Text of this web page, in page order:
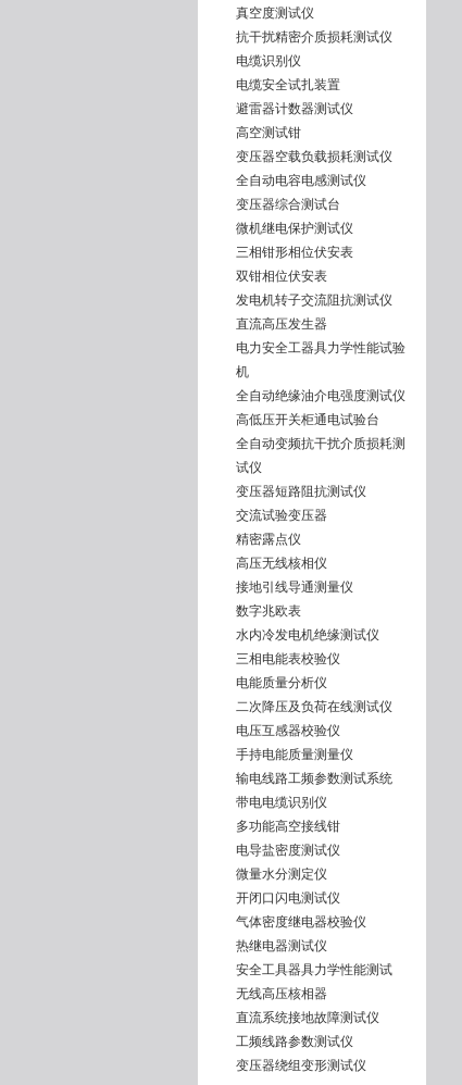
真空度测试仪
抗干扰精密介质损耗测试仪
电缆识别仪
电缆安全试扎装置
避雷器计数器测试仪
高空测试钳
变压器空载负载损耗测试仪
全自动电容电感测试仪
变压器综合测试台
微机继电保护测试仪
三相钳形相位伏安表
双钳相位伏安表
发电机转子交流阻抗测试仪
直流高压发生器
电力安全工器具力学性能试验
机
全自动绝缘油介电强度测试仪
高低压开关柜通电试验台
全自动变频抗干扰介质损耗测
试仪
变压器短路阻抗测试仪
交流试验变压器
精密露点仪
高压无线核相仪
接地引线导通测量仪
数字兆欧表
水内冷发电机绝缘测试仪
三相电能表校验仪
电能质量分析仪
二次降压及负荷在线测试仪
电压互感器校验仪
手持电能质量测量仪
输电线路工频参数测试系统
带电电缆识别仪
多功能高空接线钳
电导盐密度测试仪
微量水分测定仪
开闭口闪电测试仪
气体密度继电器校验仪
热继电器测试仪
安全工具器具力学性能测试
无线高压核相器
直流系统接地故障测试仪
工频线路参数测试仪
变压器绕组变形测试仪